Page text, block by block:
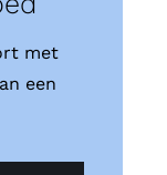
met
een